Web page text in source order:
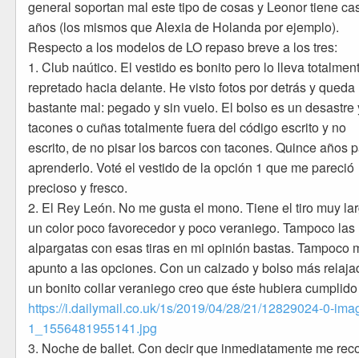
general soportan mal este tipo de cosas y Leonor tiene
años (los mismos que Alexia de Holanda por ejemplo).
Respecto a los modelos de LO repaso breve a los tres:
1. Club naútico. El vestido es bonito pero lo lleva
repretado hacia delante. He visto fotos por detrás y queda
bastante mal: pegado y sin vuelo. El bolso es un desastre
tacones o cuñas totalmente fuera del código escrito y no
escrito, de no pisar los barcos con tacones. Quince años
aprenderlo. Voté el vestido de la opción 1 que me pareció
precioso y fresco.
2. El Rey León. No me gusta el mono. Tiene el tiro muy
un color poco favorecedor y poco veraniego. Tampoco las
alpargatas con esas tiras en mi opinión bastas. Tampoco
apunto a las opciones. Con un calzado y bolso más
un bonito collar veraniego creo que éste hubiera cumplido
https://i.dailymail.co.uk/1s/2019/04/28/21/12829024-0-
1_1556481955141.jpg
3. Noche de ballet. Con decir que inmediatamente me